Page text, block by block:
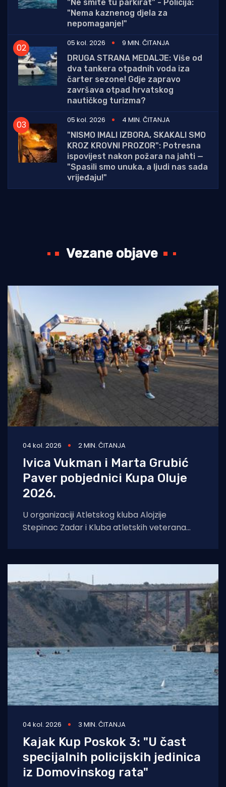
"Ne smite tu parkirat" - Policija:
"Nema kaznenog djela za
nepomaganje!"
05 kol. 2026
9 MIN. ČITANJA
DRUGA STRANA MEDALJE: Više od
dva tankera otpadnih voda iza
čarter sezone! Gdje zapravo
završava otpad hrvatskog
nautičkog turizma?
05 kol. 2026
4 MIN. ČITANJA
"NISMO IMALI IZBORA, SKAKALI SMO
KROZ KROVNI PROZOR": Potresna
ispovijest nakon požara na jahti —
"Spasili smo unuka, a ljudi nas sada
vrijeđaju!"
Vezane objave
04 kol. 2026 2 MIN. ČITANJA
Ivica Vukman i Marta Grubić
Paver pobjednici Kupa Oluje
2026.
U organizaciji Atletskog kluba Alojzije
Stepinac Zadar i Kluba atletskih veterana
04 kol. 2026 3 MIN. ČITANJA
Kajak Kup Poskok 3: "U čast
specijalnih policijskih jedinica
iz Domovinskog rata"